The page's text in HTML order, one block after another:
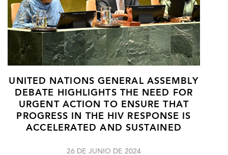
UNITED NATIONS GENERAL ASSEMBLY
DEBATE HIGHLIGHTS THE NEED FOR
URGENT ACTION TO ENSURE THAT
PROGRESS IN THE HIV RESPONSE IS
ACCELERATED AND SUSTAINED
26 DE JUNIO DE 2024